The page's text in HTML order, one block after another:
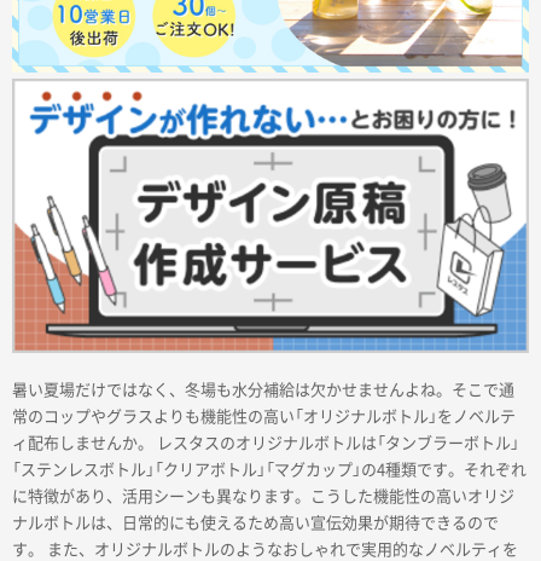
ご注文の流れ
お見積書の作成方法
データ入稿ガイド
再注文について
よくあるご質問
名入れグループサイト
暑い夏場だけではなく、冬場も水分補給は欠かせませんよね。そこで通
常のコップやグラスよりも機能性の高い「オリジナルボトル」をノベルテ
ィ配布しませんか。 レスタスのオリジナルボトルは「タンブラーボトル」
「ステンレスボトル」「クリアボトル」「マグカップ」の4種類です。それぞれ
に特徴があり、活用シーンも異なります。こうした機能性の高いオリジ
ナルボトルは、日常的にも使えるため高い宣伝効果が期待できるので
す。 また、オリジナルボトルのようなおしゃれで実用的なノベルティを